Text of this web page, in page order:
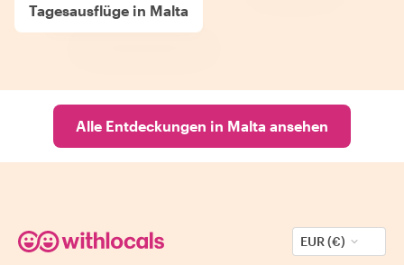
Tagesausflüge in Malta
Alle Entdeckungen in Malta ansehen
EUR (€)